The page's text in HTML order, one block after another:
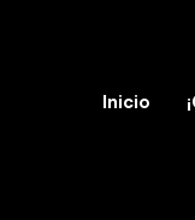
Inicio